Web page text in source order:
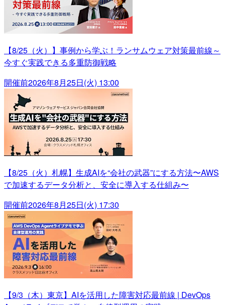
【8/25（火）】事例から学ぶ！ランサムウェア対策最前線～
今すぐ実践できる多重防御戦略
開催前2026年8月25日(火) 13:00
【8/25（火）札幌】生成AIを“会社の武器”にする方法〜AWS
で加速するデータ分析と、安全に導入する仕組み〜
開催前2026年8月25日(火) 17:30
【9/3（木）東京】AIを活用した障害対応最前線 | DevOps